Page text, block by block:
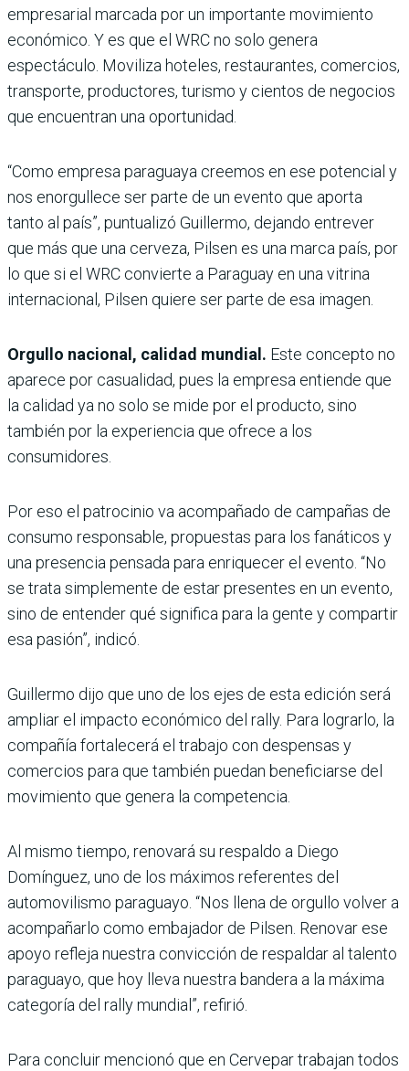
empresarial marcada por un importante movimiento
económico. Y es que el WRC no solo genera
espectáculo. Moviliza hoteles, restaurantes, comercios,
transporte, productores, turismo y cientos de negocios
que encuentran una oportunidad.
“Como empresa paraguaya creemos en ese potencial y
nos enorgullece ser parte de un evento que aporta
tanto al país”, puntualizó Guillermo, dejando entrever
que más que una cerveza, Pilsen es una marca país, por
lo que si el WRC convierte a Paraguay en una vitrina
internacional, Pilsen quiere ser parte de esa imagen.
Orgullo nacional, calidad mundial. Este concepto no
aparece por casualidad, pues la empresa entiende que
la calidad ya no solo se mide por el producto, sino
también por la experiencia que ofrece a los
consumidores.
Por eso el patrocinio va acompañado de campañas de
consumo responsable, propuestas para los fanáticos y
una presencia pensada para enriquecer el evento. “No
se trata simplemente de estar presentes en un evento,
sino de entender qué significa para la gente y compartir
esa pasión”, indicó.
Guillermo dijo que uno de los ejes de esta edición será
ampliar el impacto económico del rally. Para lograrlo, la
compañía fortalecerá el trabajo con despensas y
comercios para que también puedan beneficiarse del
movimiento que genera la competencia.
Al mismo tiempo, renovará su respaldo a Diego
Domínguez, uno de los máximos referentes del
automovilismo paraguayo. “Nos llena de orgullo volver a
acompañarlo como embajador de Pilsen. Renovar ese
apoyo refleja nuestra convicción de respaldar al talento
paraguayo, que hoy lleva nuestra bandera a la máxima
categoría del rally mundial”, refirió.
Para concluir mencionó que en Cervepar trabajan todos